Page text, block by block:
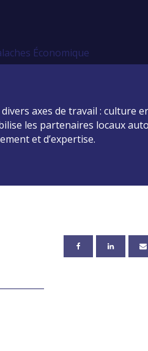
Économique
axes de travail :
les partenaires locaux
et d’expertise.